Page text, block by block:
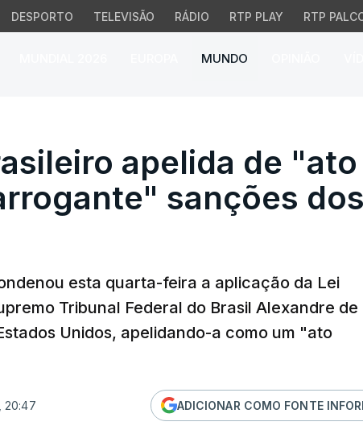
DESPORTO TELEVISÃO RÁDIO RTP PLAY RTP
MUNDO
apelida de "ato
apelida de "ato
sanções dos
esta quarta-feira a aplicação da Lei
Tribunal Federal do Brasil Alexandre de
Unidos, apelidando-a como um "ato
20:47 ADICIONAR COMO FONTE